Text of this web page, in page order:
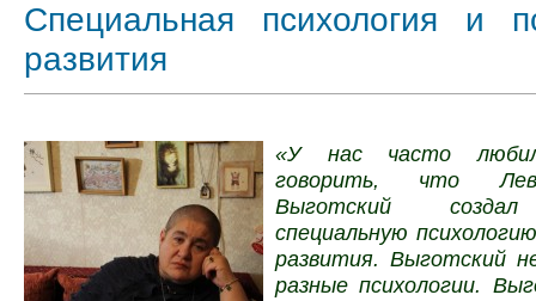
Специальная психология и
развития
«У нас часто
говорить, что
Выготский
специальную
развития. Выготский
разные психологии.